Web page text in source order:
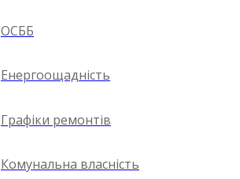
ОСББ
Енергоощадність
Графіки ремонтів
Комунальна власність